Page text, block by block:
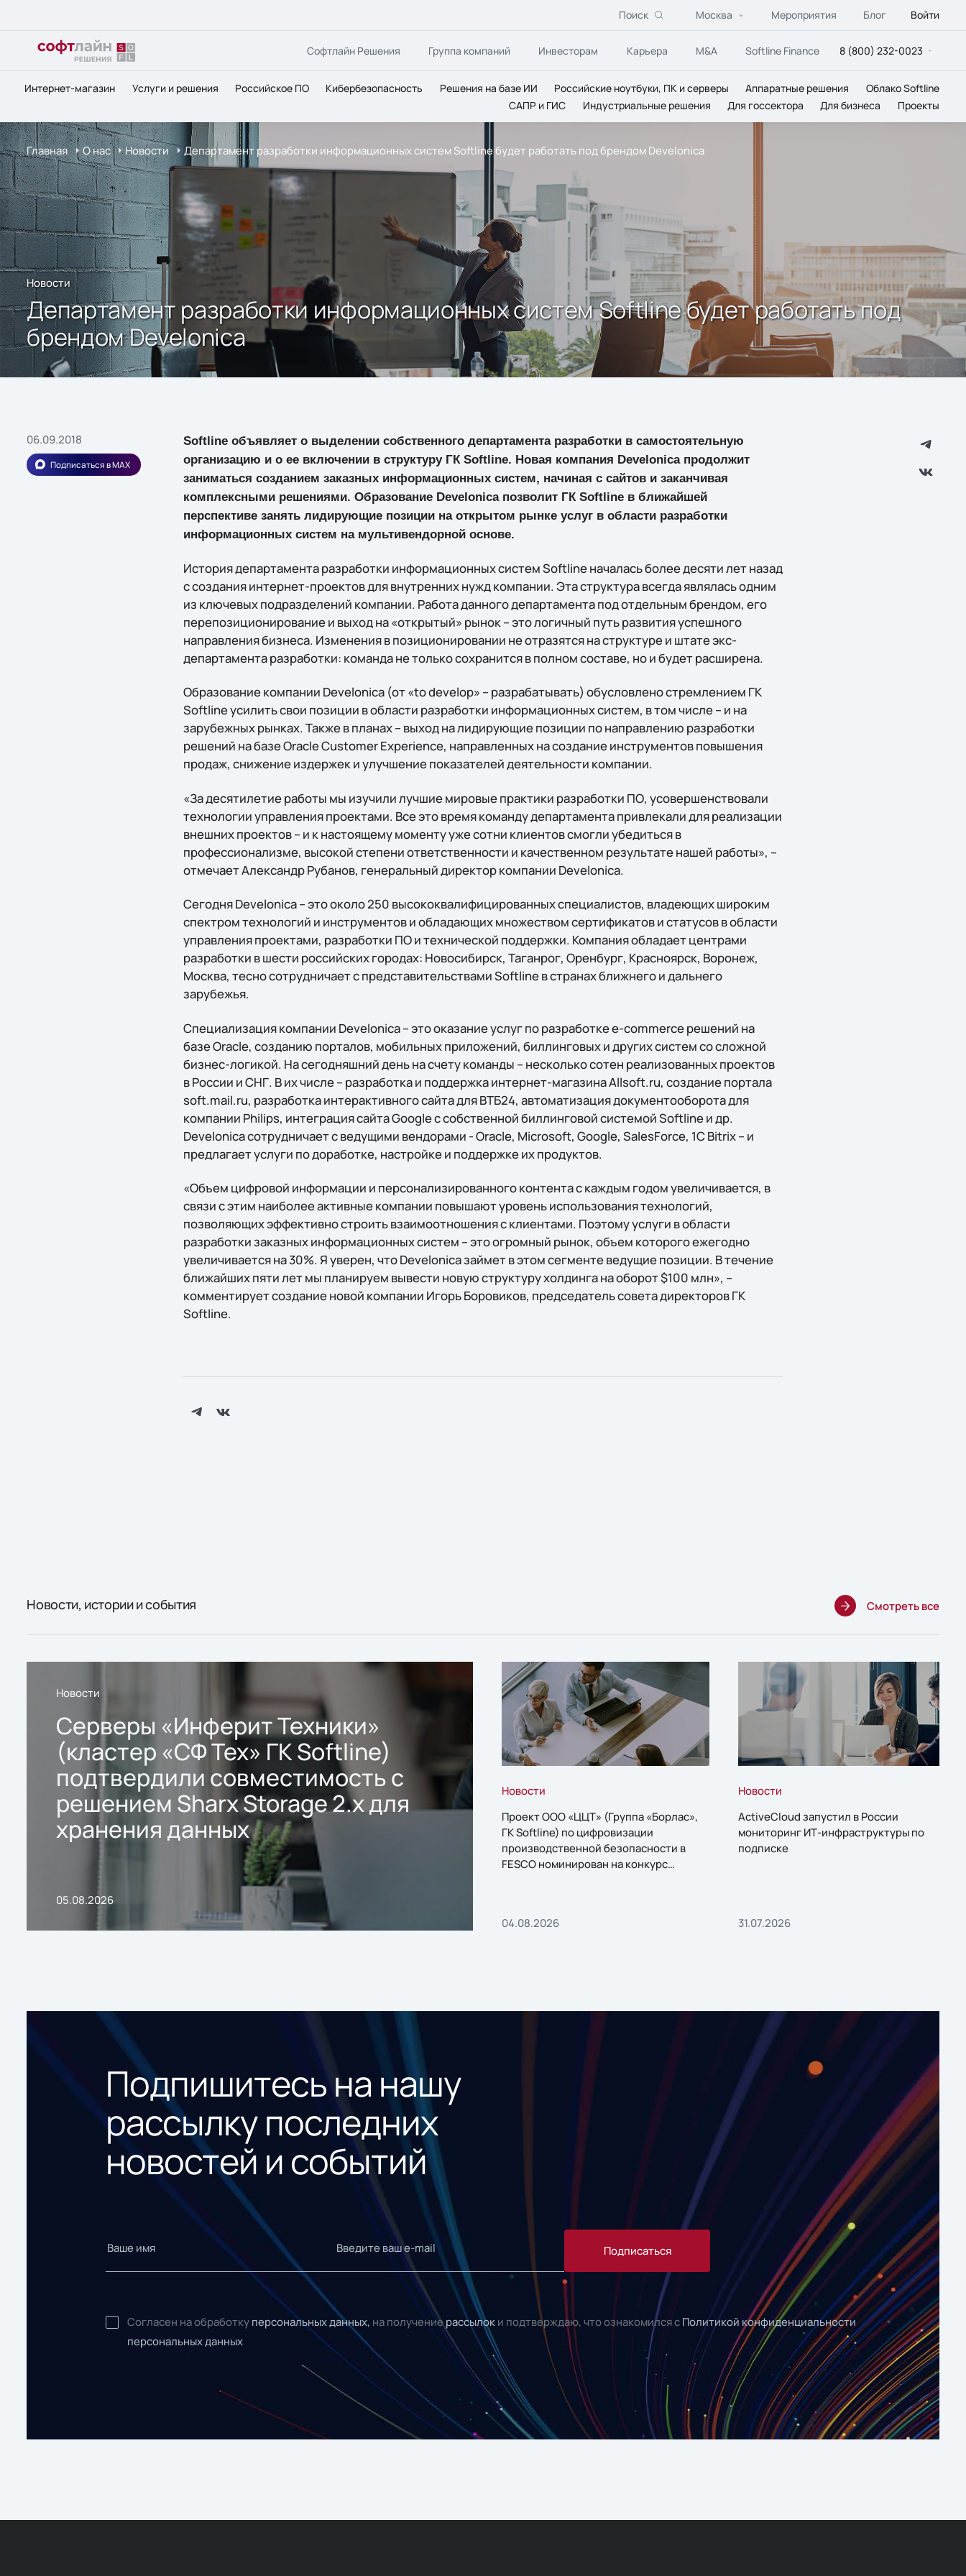
Поиск Москва Мероприятия Блог Войти
Софтлайн Решения Группа компаний Инвесторам Карьера M&A Softline Finance 8 (800) 232-0023
Интернет-магазин Услуги и решения Российское ПО Кибербезопасность Решения на базе ИИ Российские ноутбуки, ПК и серверы Аппаратные решения
Облако Softline
САПР и ГИС
Индустриальные решения Для госсектора Для бизнеса Проекты
Главная О нас Новости Департамент разработки информационных систем Softline будет работать под брендом Develonica
Новости
Департамент разработки информационных систем Softline будет работать под
брендом Develonica
06.09.2018
Подписаться в MAX
Softline объявляет о выделении собственного департамента разработки в самостоятельную
организацию и о ее включении в структуру ГК Softline. Новая компания Develonica продолжит
заниматься созданием заказных информационных систем, начиная с сайтов и заканчивая
комплексными решениями. Образование Develonica позволит ГК Softline в ближайшей
перспективе занять лидирующие позиции на открытом рынке услуг в области разработки
информационных систем на мультивендорной основе.
История департамента разработки информационных систем Softline началась более десяти лет назад
с создания интернет-проектов для внутренних нужд компании. Эта структура всегда являлась одним
из ключевых подразделений компании. Работа данного департамента под отдельным брендом, его
перепозиционирование и выход на «открытый» рынок – это логичный путь развития успешного
направления бизнеса. Изменения в позиционировании не отразятся на структуре и штате экс-
департамента разработки: команда не только сохранится в полном составе, но и будет расширена.
Образование компании Develonica (от «to develop» – разрабатывать) обусловлено стремлением ГК
Softline усилить свои позиции в области разработки информационных систем, в том числе – и на
зарубежных рынках. Также в планах – выход на лидирующие позиции по направлению разработки
решений на базе Oracle Customer Experience, направленных на создание инструментов повышения
продаж, снижение издержек и улучшение показателей деятельности компании.
«За десятилетие работы мы изучили лучшие мировые практики разработки ПО, усовершенствовали
технологии управления проектами. Всe это время команду департамента привлекали для реализации
внешних проектов – и к настоящему моменту уже сотни клиентов смогли убедиться в
профессионализме, высокой степени ответственности и качественном результате нашей работы», –
отмечает Александр Рубанов, генеральный директор компании Develonica.
Сегодня Develonica – это около 250 высококвалифицированных специалистов, владеющих широким
спектром технологий и инструментов и обладающих множеством сертификатов и статусов в области
управления проектами, разработки ПО и технической поддержки. Компания обладает центрами
разработки в шести российских городах: Новосибирск, Таганрог, Оренбург, Красноярск, Воронеж,
Москва, тесно сотрудничает с представительствами Softline в странах ближнего и дальнего
зарубежья.
Специализация компании Develonica – это оказание услуг по разработке e-commerce решений на
базе Oracle, созданию порталов, мобильных приложений, биллинговых и других систем со сложной
бизнес-логикой. На сегодняшний день на счету команды – несколько сотен реализованных проектов
в России и СНГ. В их числе – разработка и поддержка интернет-магазина Allsoft.ru, создание портала
soft.mail.ru, разработка интерактивного сайта для ВТБ24, автоматизация документооборота для
компании Philips, интеграция сайта Google с собственной биллинговой системой Softline и др.
Develonica сотрудничает с ведущими вендорами - Oracle, Microsoft, Google, SalesForce, 1C Bitrix – и
предлагает услуги по доработке, настройке и поддержке их продуктов.
«Объем цифровой информации и персонализированного контента с каждым годом увеличивается, в
связи с этим наиболее активные компании повышают уровень использования технологий,
позволяющих эффективно строить взаимоотношения с клиентами. Поэтому услуги в области
разработки заказных информационных систем – это огромный рынок, объем которого ежегодно
увеличивается на 30%. Я уверен, что Develonica займет в этом сегменте ведущие позиции. В течение
ближайших пяти лет мы планируем вывести новую структуру холдинга на оборот $100 млн», –
комментирует создание новой компании Игорь Боровиков, председатель совета директоров ГК
Softline.
Новости, истории и события Смотреть все
Новости
Серверы «Инферит Техники»
(кластер «СФ Тех» ГК Softline)
подтвердили совместимость с
решением Sharx Storage 2.x для
хранения данных
05.08.2026
Новости
Проект ООО «ЦЦТ» (Группа «Борлас»,
ГК Softline) по цифровизации
производственной безопасности в
FESCO номинирован на конкурс
04.08.2026
Новости
ActiveCloud запустил в России
мониторинг ИТ-инфраструктуры по
подписке
31.07.2026
Подпишитесь на нашу
рассылку последних
новостей и событий
Подписаться
Согласен на обработку персональных данных, на получениерассылок и подтверждаю, что ознакомился с Политикой конфиденциальности
персональных данных